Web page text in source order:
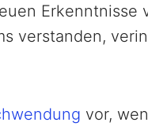
Erkenntnisse
verstanden,
vor,